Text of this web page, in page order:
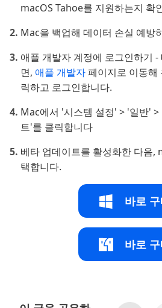
macOS Tahoe를 지원하는지 확
Mac을 백업해 데이터 손실 예방
애플 개발자 계정에 로그인하기
면, 애플 개발자페이지로 이동해
릭하고 로그인합니다.
Mac에서 '시스템 설정' > '일반'
트'를 클릭합니다
베타 업데이트를 활성화한 다음,
택합니다.
바로 구
바로 구